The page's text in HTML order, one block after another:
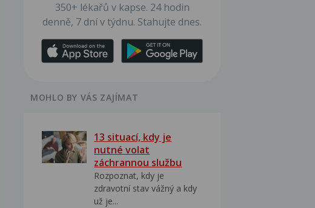
350+ lékařů v kapse. 24 hodin
denně, 7 dní v týdnu. Stahujte dnes.
MOHLO BY VÁS ZAJÍMAT
13 situací, kdy je
nutné volat
záchrannou službu
Rozpoznat, kdy je
zdravotní stav vážný a kdy
už je...